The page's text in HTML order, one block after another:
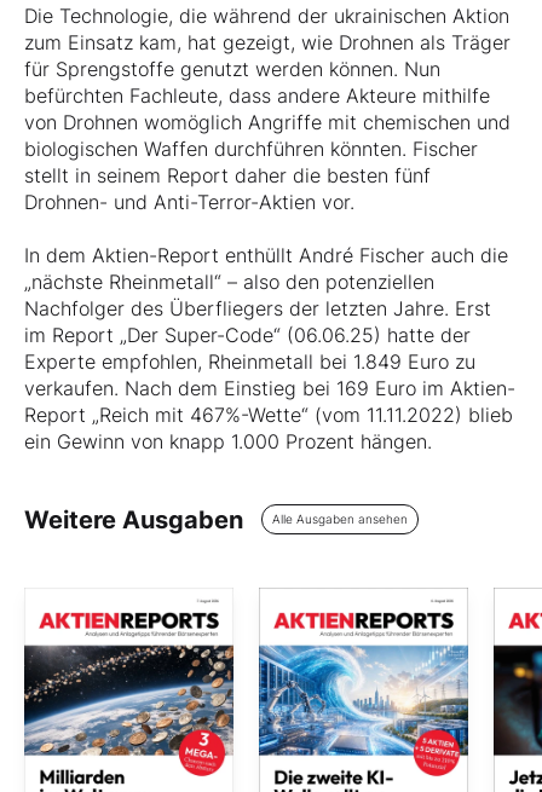
Die Technologie, die während der ukrainischen Aktion
zum Einsatz kam, hat gezeigt, wie Drohnen als Träger
für Sprengstoffe genutzt werden können. Nun
befürchten Fachleute, dass andere Akteure mithilfe
von Drohnen womöglich Angriffe mit chemischen und
biologischen Waffen durchführen könnten. Fischer
stellt in seinem Report daher die besten fünf
Drohnen- und Anti-Terror-Aktien vor.
In dem Aktien-Report enthüllt André Fischer auch die
„nächste Rheinmetall“ – also den potenziellen
Nachfolger des Überfliegers der letzten Jahre. Erst
im Report „Der Super-Code“ (06.06.25) hatte der
Experte empfohlen, Rheinmetall bei 1.849 Euro zu
verkaufen. Nach dem Einstieg bei 169 Euro im Aktien-
Report „Reich mit 467%-Wette“ (vom 11.11.2022) blieb
ein Gewinn von knapp 1.000 Prozent hängen.
Weitere Ausgaben Alle Ausgaben ansehen